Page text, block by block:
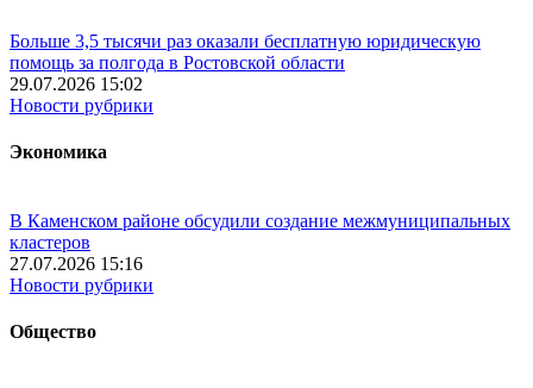
Больше 3,5 тысячи раз оказали бесплатную юридическую
помощь за полгода в Ростовской области
29.07.2026 15:02
Новости рубрики
Экономика
В Каменском районе обсудили создание межмуниципальных
кластеров
27.07.2026 15:16
Новости рубрики
Общество